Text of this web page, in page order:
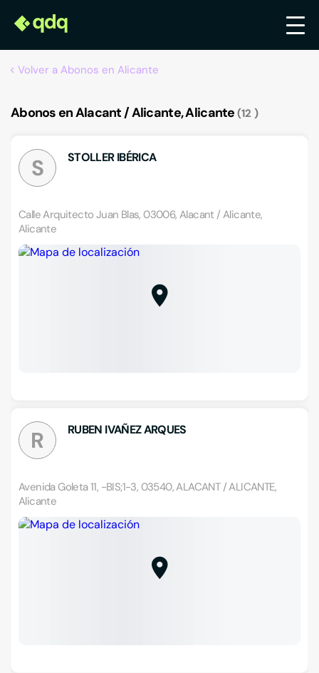
Volver a Abonos en Alicante
Abonos en Alacant / Alicante, Alicante 12
S STOLLER IBÉRICA
Calle Arquitecto Juan Blas, 03006, Alacant / Alicante,
Alicante
R RUBEN IVAÑEZ ARQUES
Avenida Goleta 11, -BIS;1-3, 03540, ALACANT / ALICANTE,
Alicante